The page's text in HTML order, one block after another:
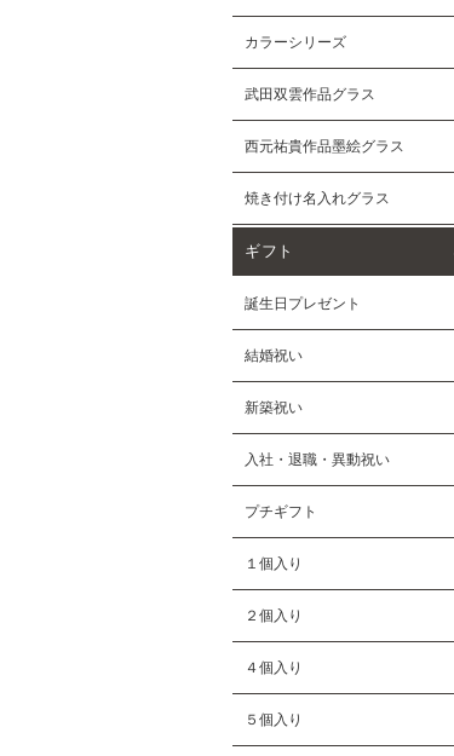
カラーシリーズ
武田双雲作品グラス
西元祐貴作品墨絵グラス
焼き付け名入れグラス
ギフト
誕生日プレゼント
結婚祝い
新築祝い
入社・退職・異動祝い
プチギフト
１個入り
２個入り
４個入り
５個入り